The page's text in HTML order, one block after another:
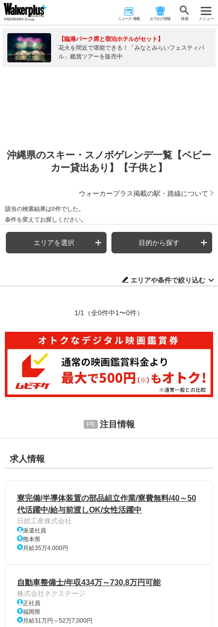
ニュース･連載 おでかけ情報 検 索 メニュー
【臨港パーク席と宿泊ホテルがセット】
花火を間近で堪能できる！「みなとみらいフェスティバ
ル」鑑賞ツアーを販売中
沖縄県のスキー・スノボゲレンデ一覧【ベビー
カー貸出あり】【子供と】
ウォーカープラス掲載の駅・路線について
該当の検索結果は0件でした。
条件を変えてお探しください。
エリアを選択 目的から探す
エリアや条件で絞り込む
1/1 （全0件中1〜0件）
注目情報
求人情報
寮完備/半導体装置の部品組立作業/寮費無料/40～50
代活躍中/給与前渡しOK/女性活躍中
日総工産株式会社
派遣社員
熊本県
月給35万4,000円
自動車整備士/年収434万～730.8万円可能
株式会社ネクステージ
正社員
福岡県
月給31万円～52万7,000円